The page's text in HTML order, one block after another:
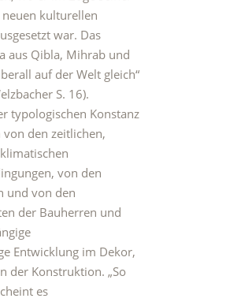
kulturellen
war. Das
aus Qibla, Mihrab und
auf der Welt gleich“
S. 16).
typologischen Konstanz
von den zeitlichen,
von den
und von den
der Bauherren und
Entwicklung im Dekor,
der Konstruktion. „So
es